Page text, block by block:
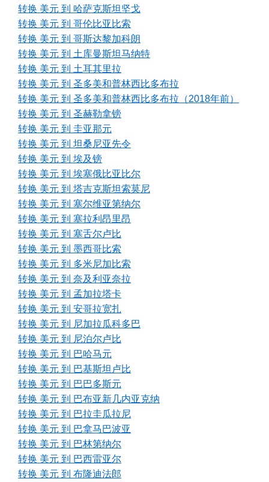
转换 美元 到 哈萨克斯坦坚戈
转换 美元 到 哥伦比亚比索
转换 美元 到 哥斯达黎加科朗
转换 美元 到 土库曼斯坦马纳特
转换 美元 到 土耳其里拉
转换 美元 到 圣多美和普林西比多布拉
转换 美元 到 圣多美和普林西比多布拉（2018年前）
转换 美元 到 圣赫勒拿镑
转换 美元 到 圭亚那元
转换 美元 到 坦桑尼亚先令
转换 美元 到 埃及镑
转换 美元 到 埃塞俄比亚比尔
转换 美元 到 塔吉克斯坦索莫尼
转换 美元 到 塞尔维亚第纳尔
转换 美元 到 塞拉利昂里昂
转换 美元 到 塞舌尔卢比
转换 美元 到 墨西哥比索
转换 美元 到 多米尼加比索
转换 美元 到 奈及利亚奈拉
转换 美元 到 孟加拉塔卡
转换 美元 到 安哥拉宽扎
转换 美元 到 尼加拉瓜科多巴
转换 美元 到 尼泊尔卢比
转换 美元 到 巴哈马元
转换 美元 到 巴基斯坦卢比
转换 美元 到 巴巴多斯元
转换 美元 到 巴布亚新几内亚克纳
转换 美元 到 巴拉圭瓜拉尼
转换 美元 到 巴拿马巴波亚
转换 美元 到 巴林第纳尔
转换 美元 到 巴西雷亚尔
转换 美元 到 布隆迪法郎